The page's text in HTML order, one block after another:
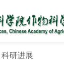
科研进展